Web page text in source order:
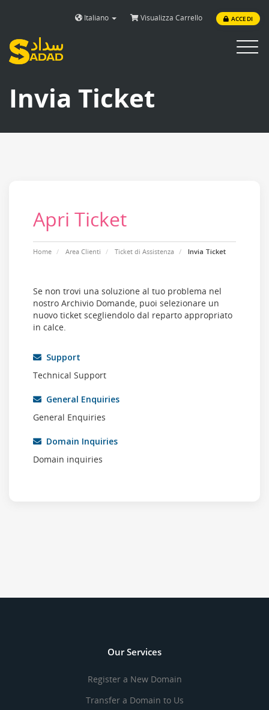
Italiano Visualizza Carrello ACCEDI
Toggle
Invia Ticket
Apri Ticket
Home Area Clienti Ticket di Assistenza Invia Ticket
Se non trovi una soluzione al tuo problema nel
nostro Archivio Domande, puoi selezionare un
nuovo ticket scegliendolo dal reparto appropriato
in calce.
Support
Technical Support
General Enquiries
General Enquiries
Domain Inquiries
Domain inquiries
Our Services
Register a New Domain
Transfer a Domain to Us